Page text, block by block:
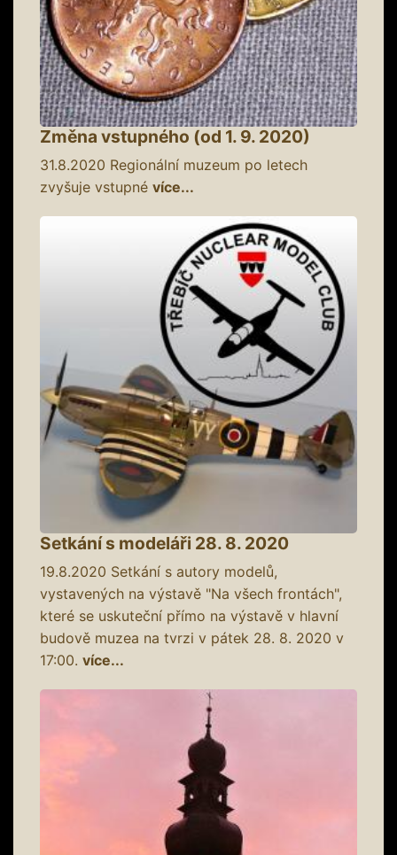
Změna vstupného (od 1. 9. 2020)
31.8.2020 Regionální muzeum po letech
zvyšuje vstupné více...
Setkání s modeláři 28. 8. 2020
19.8.2020 Setkání s autory modelů,
vystavených na výstavě "Na všech frontách",
které se uskuteční přímo na výstavě v hlavní
budově muzea na tvrzi v pátek 28. 8. 2020 v
17:00. více...